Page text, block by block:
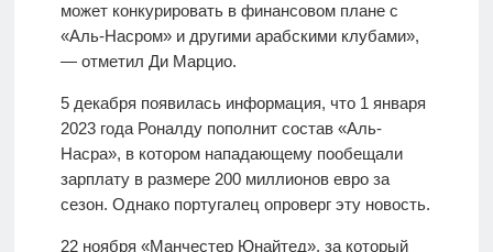
может конкурировать в финансовом плане с
«Аль-Насром» и другими арабскими клубами»,
— отметил Ди Марцио.
5 декабря появилась информация, что 1 января
2023 года Роналду пополнит состав «Аль-
Насра», в котором нападающему пообещали
зарплату в размере 200 миллионов евро за
сезон. Однако португалец опроверг эту новость.
22 ноября «Манчестер Юнайтед», за который